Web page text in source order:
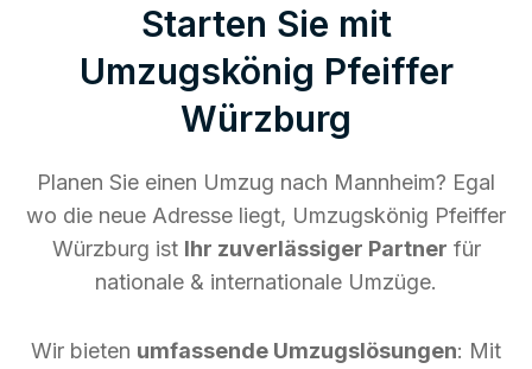
Starten Sie mit
Umzugskönig Pfeiffer
Würzburg
Planen Sie einen Umzug nach Mannheim? Egal
wo die neue Adresse liegt, Umzugskönig Pfeiffer
Würzburg ist Ihr zuverlässiger Partner für
nationale & internationale Umzüge.
Wir bieten umfassende Umzugslösungen: Mit